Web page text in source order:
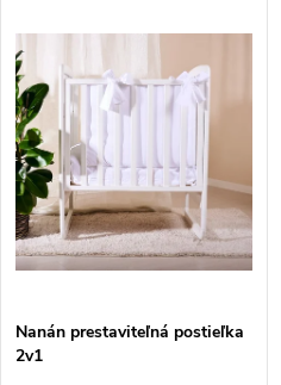
d
e
n
i
e
p
Abecedne
V
ý
p
i
s
p
Nanán prestaviteľná postieľka
2v1